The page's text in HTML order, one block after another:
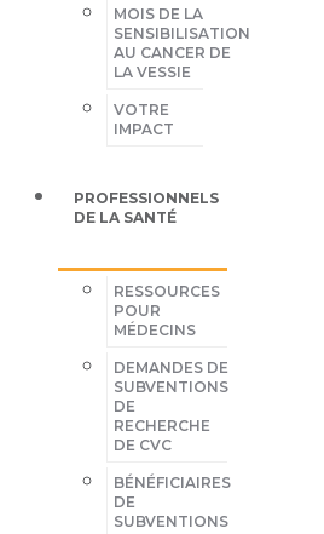
MOIS DE LA
SENSIBILISATION
AU CANCER DE
LA VESSIE
VOTRE
IMPACT
PROFESSIONNELS
DE LA SANTÉ
RESSOURCES
POUR
MÉDECINS
DEMANDES DE
SUBVENTIONS
DE
RECHERCHE
DE CVC
BÉNÉFICIAIRES
DE
SUBVENTIONS